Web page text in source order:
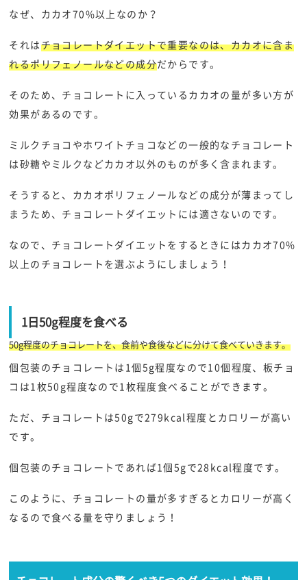
なぜ、カカオ70%以上なのか？
それはチョコレートダイエットで重要なのは、カカオに含ま
れるポリフェノールなどの成分だからです。
そのため、チョコレートに入っているカカオの量が多い方が
効果があるのです。
ミルクチョコやホワイトチョコなどの一般的なチョコレート
は砂糖やミルクなどカカオ以外のものが多く含まれます。
そうすると、カカオポリフェノールなどの成分が薄まってし
まうため、チョコレートダイエットには適さないのです。
なので、チョコレートダイエットをするときにはカカオ70%
以上のチョコレートを選ぶようにしましょう！
1日50g程度を食べる
50g程度のチョコレートを、食前や食後などに分けて食べていきます。
個包装のチョコレートは1個5g程度なので10個程度、板チョ
コは1枚50g程度なので1枚程度食べることができます。
ただ、チョコレートは50gで279kcal程度とカロリーが高い
です。
個包装のチョコレートであれば1個5gで28kcal程度です。
このように、チョコレートの量が多すぎるとカロリーが高く
なるので食べる量を守りましょう！